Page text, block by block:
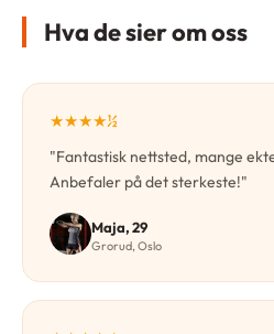
Hva de sier om oss
★★★★½
"Fantastisk nettsted, mange
Anbefaler på det sterkeste!"
Maja, 29
Grorud, Oslo